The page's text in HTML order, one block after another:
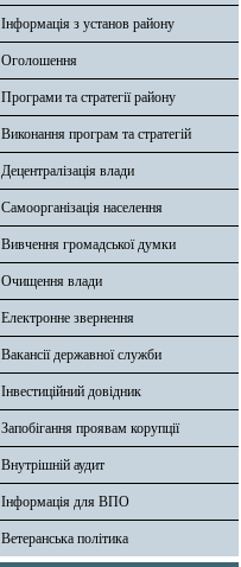
Інформація з установ району
Оголошення
Програми та стратегії району
Виконання програм та стратегій
Децентралізація влади
Самоорганізація населення
Вивчення громадської думки
Очищення влади
Електронне звернення
Вакансії державної служби
Інвестиційний довідник
Запобігання проявам корупції
Внутрішній аудит
Інформація для ВПО
Ветеранська політика